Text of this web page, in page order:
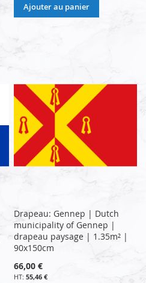
Ajouter au panier
Drapeau: Gennep | Dutch
municipality of Gennep |
drapeau paysage | 1.35m² |
90x150cm
66,00 €
55,46 €